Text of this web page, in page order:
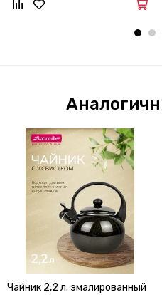
Чайник 2,2 л. эмалированный